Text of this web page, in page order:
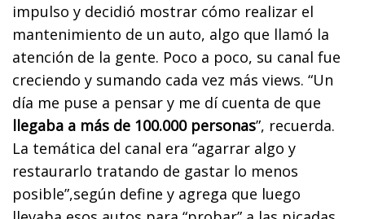
impulso y decidió mostrar cómo realizar el
mantenimiento de un auto, algo que llamó la
atención de la gente. Poco a poco, su canal fue
creciendo y sumando cada vez más views. “Un
día me puse a pensar y me dí cuenta de que
llegaba a más de 100.000 personas”, recuerda.
La temática del canal era “agarrar algo y
restaurarlo tratando de gastar lo menos
posible”,según define y agrega que luego